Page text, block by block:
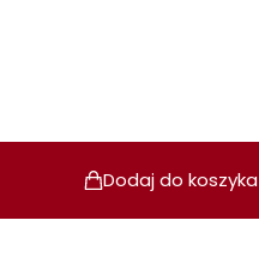
Dodaj do koszyka